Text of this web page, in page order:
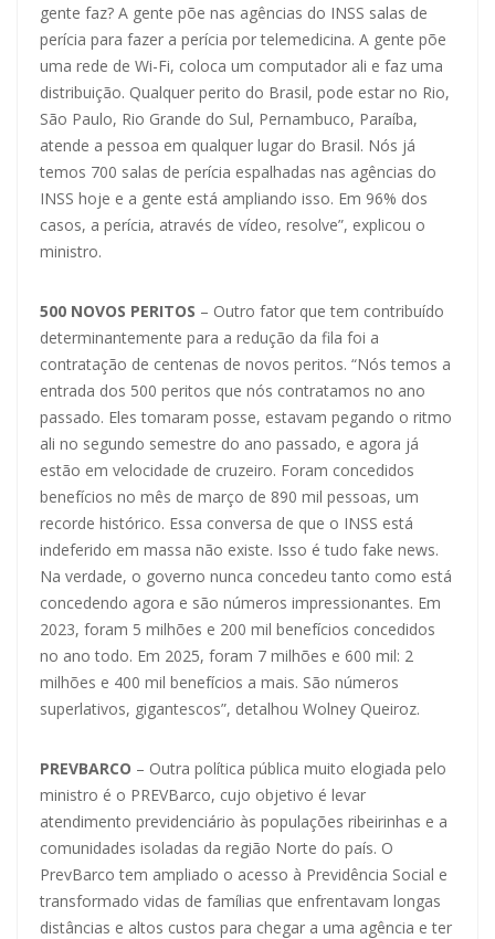
gente faz? A gente põe nas agências do INSS salas de
perícia para fazer a perícia por telemedicina. A gente põe
uma rede de Wi-Fi, coloca um computador ali e faz uma
distribuição. Qualquer perito do Brasil, pode estar no Rio,
São Paulo, Rio Grande do Sul, Pernambuco, Paraíba,
atende a pessoa em qualquer lugar do Brasil. Nós já
temos 700 salas de perícia espalhadas nas agências do
INSS hoje e a gente está ampliando isso. Em 96% dos
casos, a perícia, através de vídeo, resolve”, explicou o
ministro.
500 NOVOS PERITOS – Outro fator que tem contribuído
determinantemente para a redução da fila foi a
contratação de centenas de novos peritos. “Nós temos a
entrada dos 500 peritos que nós contratamos no ano
passado. Eles tomaram posse, estavam pegando o ritmo
ali no segundo semestre do ano passado, e agora já
estão em velocidade de cruzeiro. Foram concedidos
benefícios no mês de março de 890 mil pessoas, um
recorde histórico. Essa conversa de que o INSS está
indeferido em massa não existe. Isso é tudo fake news.
Na verdade, o governo nunca concedeu tanto como está
concedendo agora e são números impressionantes. Em
2023, foram 5 milhões e 200 mil benefícios concedidos
no ano todo. Em 2025, foram 7 milhões e 600 mil: 2
milhões e 400 mil benefícios a mais. São números
superlativos, gigantescos”, detalhou Wolney Queiroz.
PREVBARCO – Outra política pública muito elogiada pelo
ministro é o PREVBarco, cujo objetivo é levar
atendimento previdenciário às populações ribeirinhas e a
comunidades isoladas da região Norte do país. O
PrevBarco tem ampliado o acesso à Previdência Social e
transformado vidas de famílias que enfrentavam longas
distâncias e altos custos para chegar a uma agência e ter